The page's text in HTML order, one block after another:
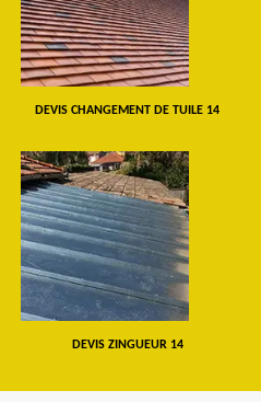
DEVIS CHANGEMENT DE TUILE 14
DEVIS ZINGUEUR 14